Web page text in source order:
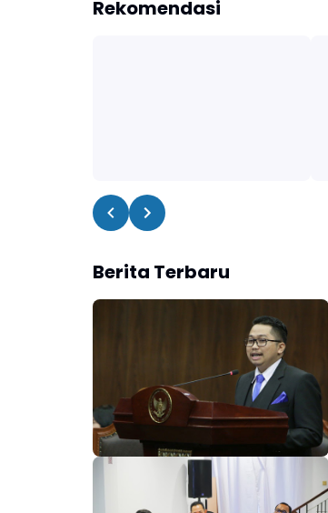
Rekomendasi
Berita Terbaru